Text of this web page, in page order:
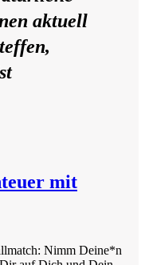
aktuell
mit
Nimm Deine*n